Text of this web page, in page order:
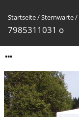
Startseite/Sternwarte/
7985311031 o